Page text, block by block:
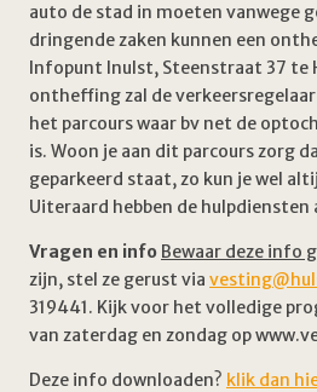
auto de stad in moeten vanwege
dringende zaken kunnen een
Infopunt Inulst, Steenstraat 37 te
ontheffing zal de
het parcours waar bv net de
is. Woon je aan dit parcours zorg
geparkeerd staat, zo kun je wel
Uiteraard hebben de
Vragen en info Bewaar deze info
zijn, stel ze gerust via
319441. Kijk voor het volledige
van zaterdag en zondag op
Deze info downloaden? klik dan